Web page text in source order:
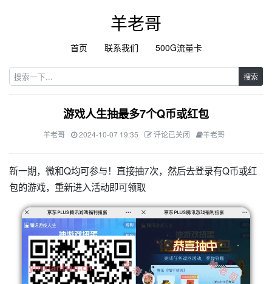
羊老哥
首页 联系我们 500G流量卡
搜索
游戏人生抽最多7个Q币或红包
羊老哥 2024-10-07 19:35 评论已关闭 羊老哥
新一期，微和Q均可参与！直接抽7次，然后去登录有Q币或红
包的游戏，重新进入活动即可领取